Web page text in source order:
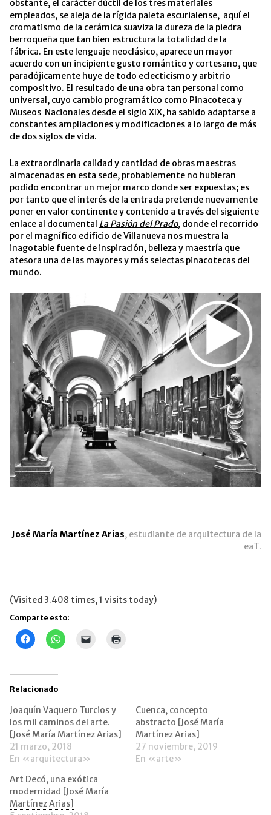
obstante, el carácter dúctil de los tres materiales
empleados, se aleja de la rígida paleta escurialense, aquí el
cromatismo de la cerámica suaviza la dureza de la piedra
berroqueña que tan bien estructura la totalidad de la
fábrica. En este lenguaje neoclásico, aparece un mayor
acuerdo con un incipiente gusto romántico y cortesano, que
paradójicamente huye de todo eclecticismo y arbitrio
compositivo. El resultado de una obra tan personal como
universal, cuyo cambio programático como Pinacoteca y
Museos Nacionales desde el siglo XIX, ha sabido adaptarse a
constantes ampliaciones y modificaciones a lo largo de más
de dos siglos de vida.
La extraordinaria calidad y cantidad de obras maestras
almacenadas en esta sede, probablemente no hubieran
podido encontrar un mejor marco donde ser expuestas; es
por tanto que el interés de la entrada pretende nuevamente
poner en valor continente y contenido a través del siguiente
enlace al documental La Pasión del Prado, donde el recorrido
por el magnífico edificio de Villanueva nos muestra la
inagotable fuente de inspiración, belleza y maestría que
atesora una de las mayores y más selectas pinacotecas del
mundo.
José María Martínez Arias, estudiante de arquitectura de la
eaT.
(Visited 3.408 times, 1 visits today)
Comparte esto:
Haz
clic
Facebook
(Se
abre
una
ventana
nueva)
Haz
clic
una
ventana
nueva)
a
un
amigo
(Se
abre
nueva)
Relacionado
Joaquín Vaquero Turcios y
los mil caminos del arte.
[José María Martínez Arias]
21 marzo, 2018
En «arquitectura»
Cuenca, concepto
abstracto [José María
Martínez Arias]
27 noviembre, 2019
En «arte»
Art Decó, una exótica
modernidad [José María
Martínez Arias]